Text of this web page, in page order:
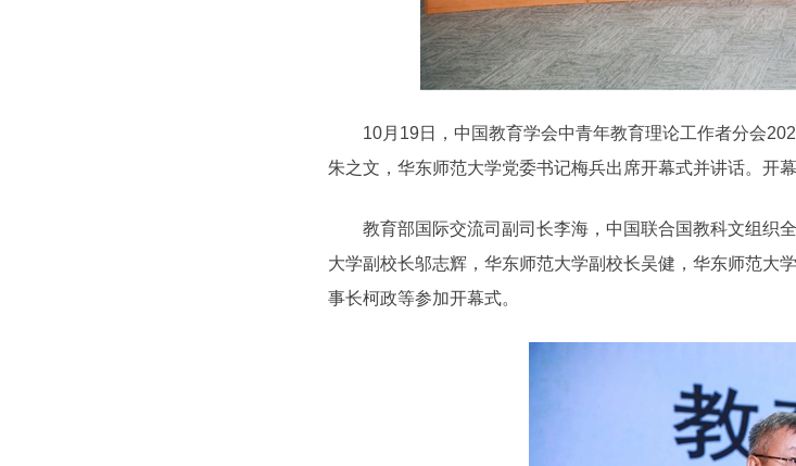
10月19日，中国教育学会中青年教育理论工作者分会
朱之文，华东师范大学党委书记梅兵出席开幕式并讲话。开
教育部国际交流司副司长李海，中国联合国教科文组织
大学副校长邬志辉，华东师范大学副校长吴健，华东师范大
事长柯政等参加开幕式。